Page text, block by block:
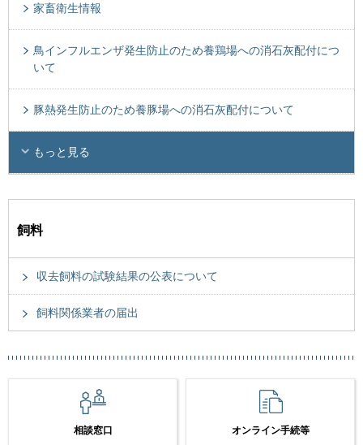
家畜衛生情報
鳥インフルエンザ発生防止のため養鶏場への消石灰配付につ
いて
豚熱発生防止のため養豚場への消石灰配付について
もっと見る
飼料
収去飼料の試験結果の公表について
飼料関係業者の届出
相談窓口 オンライン手続等